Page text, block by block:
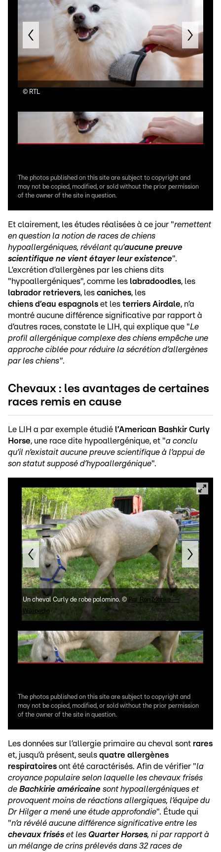
© RTL
The photos published on this site are subject to copyright and
may not be copied, modified, or sold without the prior permission
of the owner of the site in question.
Et clairement, les études réalisées à ce jour "remettent
en question la notion de races de chiens
hypoallergéniques, révélant qu’aucune preuve
scientifique ne vient étayer leur existence".
L’excrétion d’allergènes par les chiens dits
"hypoallergéniques", comme les labradoodles, les
labrador retrievers, les caniches, les
chiens d’eau espagnols et les terriers Airdale, n’a
montré aucune différence significative par rapport à
d’autres races, constate le LIH, qui explique que "Le
profil allergénique complexe des chiens empêche une
approche ciblée pour réduire la sécrétion d’allergènes
par les chiens".
Chevaux : les avantages de certaines
races remis en cause
Le LIH a par exemple étudié l’American Bashkir Curly
Horse, une race dite hypoallergénique, et "a conclu
qu’il n’existait aucune preuve scientifique à l’appui de
son statut supposé d’hypoallergénique".
Un cheval Curly de robe palomino. © Par Ron Manke —
Wikipedia
The photos published on this site are subject to copyright and
may not be copied, modified, or sold without the prior permission
of the owner of the site in question.
Les données sur l’allergie primaire au cheval sont rares
et, jusqu’à présent, seuls quatre allergènes
respiratoires ont été caractérisés. Afin de vérifier "la
croyance populaire selon laquelle les chevaux frisés
de Bachkirie américaine sont hypoallergéniques et
provoquent moins de réactions allergiques, l’équipe du
Dr Hilger a mené une étude approfondie". Étude qui
"n’a révélé aucune différence significative entre les
chevaux frisés et les Quarter Horses, ni par rapport à
un mélange de crins prélevés dans 32 races de